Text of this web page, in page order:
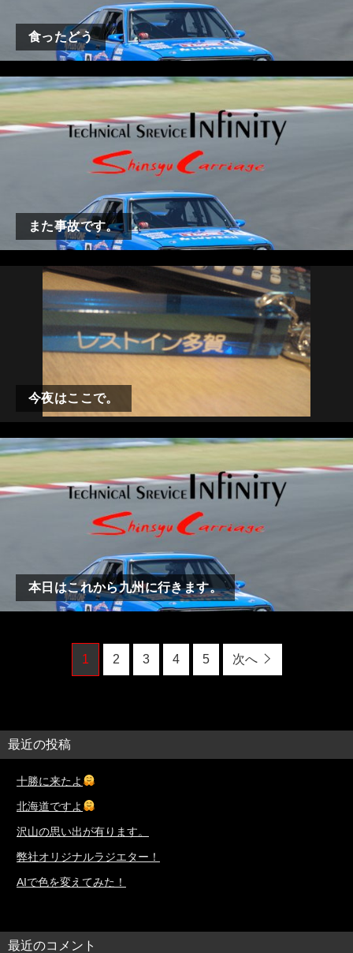
食ったどう
また事故です。
今夜はここで。
本日はこれから九州に行きます。
1 2 3 4 5 次へ
最近の投稿
十勝に来たよ
北海道ですよ
沢山の思い出が有ります。
弊社オリジナルラジエター！
AIで色を変えてみた！
最近のコメント